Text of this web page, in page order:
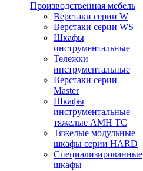
Производственная мебель
Верстаки серии W
Верстаки серии WS
Шкафы
инструментальные
Тележки
инструментальные
Верстаки серии
Master
Шкафы
инструментальные
тяжелые AMH TC
Тяжелые модульные
шкафы серии HARD
Cпециализированные
шкафы